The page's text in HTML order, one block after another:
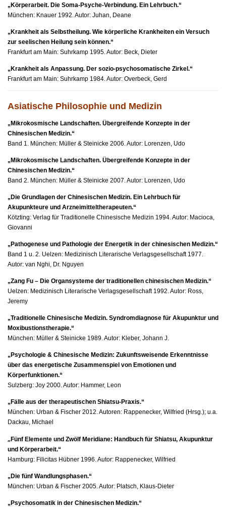
„Körperarbeit. Die Soma-Psyche-Verbindung. Ein Lehrbuch.“
München: Knauer 1992. Autor: Juhan, Deane
„Krankheit als Selbstheilung. Wie körperliche Krankheiten ein Versuch
zur seelischen Heilung sein können.“
Frankfurt am Main: Suhrkamp 1995. Autor: Beck, Dieter
„Krankheit als Anpassung. Der sozio-psychosomatische Zirkel.“
Frankfurt am Main: Suhrkamp 1984. Autor: Overbeck, Gerd
Asiatische Philosophie und Medizin
„Mikrokosmische Landschaften. Übergreifende Konzepte in der
Chinesischen Medizin.“
Band 1. München: Müller & Steinicke 2006. Autor: Lorenzen, Udo
„Mikrokosmische Landschaften. Übergreifende Konzepte in der
Chinesischen Medizin.“
Band 2. München: Müller & Steinicke 2007. Autor: Lorenzen, Udo
„Die Grundlagen der Chinesischen Medizin. Ein Lehrbuch für
Akupunkteure und Arzneimitteltherapeuten.“
Kötzting: Verlag für Traditionelle Chinesische Medizin 1994. Autor: Macioca,
Giovanni
„Pathogenese und Pathologie der Energetik in der chinesischen Medizin.“
Band 1 u. 2. Uelzen: Medizinisch Literarische Verlagsgesellschaft 1977.
Autor: van Nghi, Dr. Nguyen
„Zang Fu – Die Organsysteme der traditionellen chinesischen Medizin.“
Uelzen: Medizinisch Literarische Verlagsgesellschaft 1992. Autor: Ross,
Jeremy
„Traditionelle Chinesische Medizin. Syndromdiagnose für Akupunktur und
Moxibustionstherapie.“
München: Müller & Steinicke 1989. Autor: Kleber, Johann J.
„Psychologie & Chinesische Medizin: Zukunftsweisende Erkenntnisse
über das energetische Zusammenspiel von Emotionen und
Körperfunktionen.“
Sulzberg: Joy 2000. Autor: Hammer, Leon
„Fälle aus der therapeutischen Shiatsu-Praxis.“
München: Urban & Fischer 2012. Autoren: Rappenecker, Wilfried (Hrsg.); u.a.
Dackau, Michael
„Fünf Elemente und Zwölf Meridiane: Handbuch für Shiatsu, Akupunktur
und Körperarbeit.“
Hamburg: Filicitas Hübner 1996. Autor: Rappenecker, Wilfried
„Die fünf Wandlungsphasen.“
München: Urban & Fischer 2005. Autor: Platsch, Klaus-Dieter
„Psychosomatik in der Chinesischen Medizin.“